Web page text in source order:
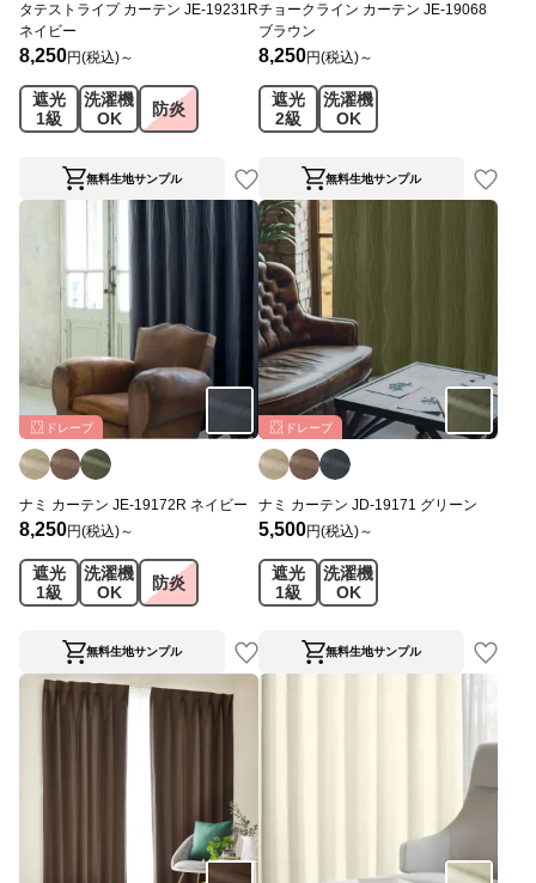
タテストライプ カーテン JE-19231R
ネイビー
8,250円(税込)～
遮光
1級
洗濯機
OK
防炎
無料生地サンプル
チョークライン カーテン JE-19068
ブラウン
8,250円(税込)～
遮光
2級
洗濯機
OK
無料生地サンプル
ドレープ
ナミ カーテン JE-19172R ネイビー
8,250円(税込)～
遮光
1級
洗濯機
OK
防炎
無料生地サンプル
ドレープ
ナミ カーテン JD-19171 グリーン
5,500円(税込)～
遮光
1級
洗濯機
OK
無料生地サンプル